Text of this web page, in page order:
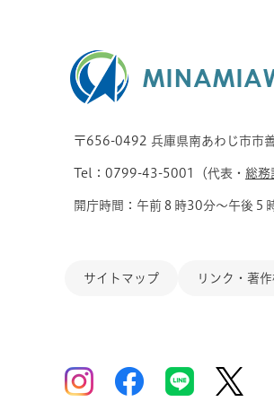
〒656-0492 兵庫県南あわじ市市
Tel：0799-43-5001（代表・ 総務
開庁時間：午前８時30分～午後５
サイトマップ リンク・著